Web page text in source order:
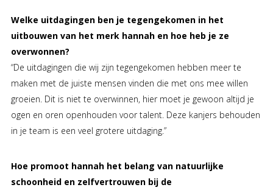
Welke uitdagingen ben je tegengekomen in het
uitbouwen van het merk hannah en hoe heb je ze
overwonnen?
“De uitdagingen die wij zijn tegengekomen hebben meer te
maken met de juiste mensen vinden die met ons mee willen
groeien. Dit is niet te overwinnen, hier moet je gewoon altijd je
ogen en oren openhouden voor talent. Deze kanjers behouden
in je team is een veel grotere uitdaging.”
Hoe promoot hannah het belang van natuurlijke
schoonheid en zelfvertrouwen bij de